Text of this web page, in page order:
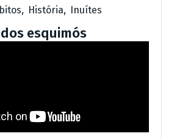
, História, Inuítes
esquimós